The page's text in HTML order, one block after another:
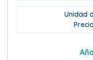
Unidad